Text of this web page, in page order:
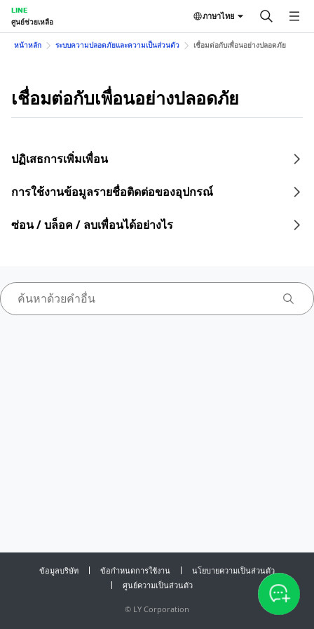
LINE
ศูนย์ช่วยเหลือ
ภาษาไทย
หน้าหลัก ระบบความปลอดภัยและความเป็นส่วนตัว เชื่อมต่อกับเพื่อนอย่างปลอดภัย
เชื่อมต่อกับเพื่อนอย่างปลอดภัย
ปฏิเสธการเพิ่มเพื่อน
การใช้งานข้อมูลรายชื่อติดต่อของอุปกรณ์
ซ่อน / บล็อค / ลบเพื่อนได้อย่างไร
ข้อมูลบริษัท ข้อกำหนดการใช้งาน
นโยบายความเป็นส่วนตัว
ศูนย์ความเป็นส่วนตัว
© LY Corporation